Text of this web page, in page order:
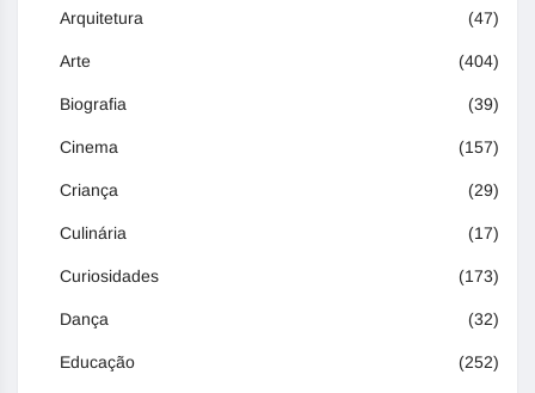
Arquitetura (47)
Arte (404)
Biografia (39)
Cinema (157)
Criança (29)
Culinária (17)
Curiosidades (173)
Dança (32)
Educação (252)